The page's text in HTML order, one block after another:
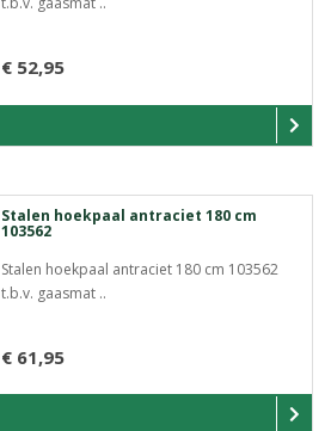
€ 52,95
Stalen hoekpaal antraciet 180 cm
103562
Stalen hoekpaal antraciet 180 cm 103562
t.b.v. gaasmat ..
€ 61,95